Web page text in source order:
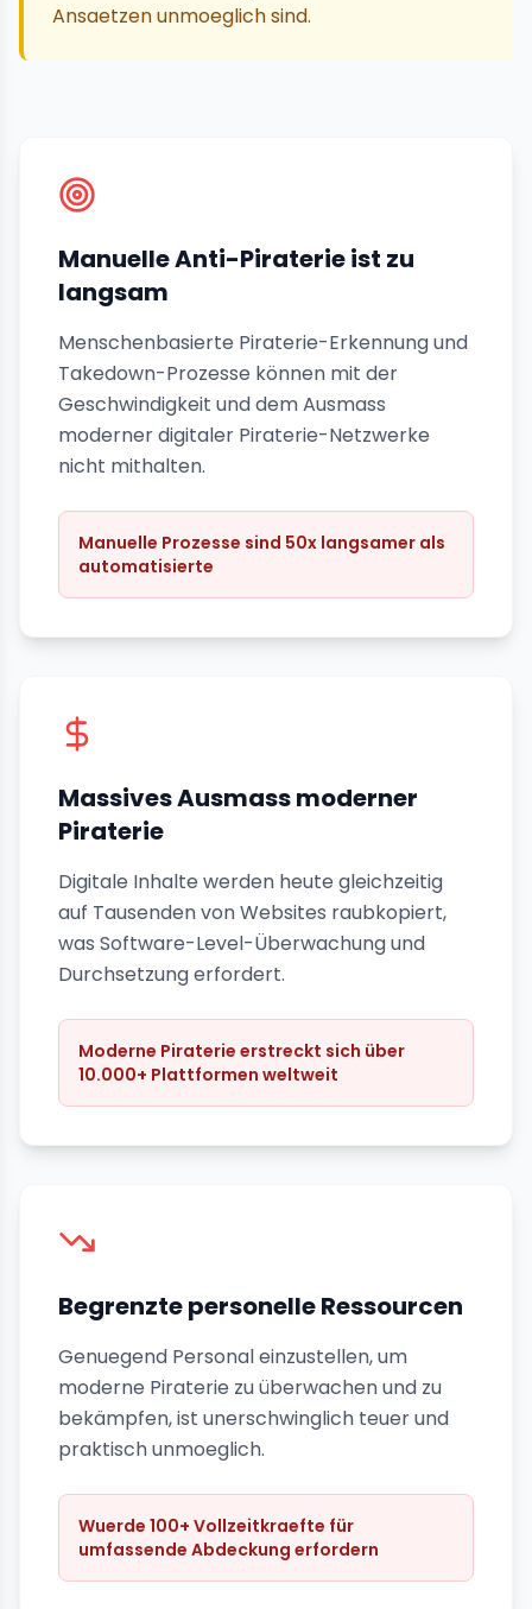
Ansaetzen unmoeglich sind.
Manuelle Anti-Piraterie ist zu
langsam
Menschenbasierte Piraterie-Erkennung und
Takedown-Prozesse können mit der
Geschwindigkeit und dem Ausmass
moderner digitaler Piraterie-Netzwerke
nicht mithalten.
Manuelle Prozesse sind 50x langsamer als
automatisierte
Massives Ausmass moderner
Piraterie
Digitale Inhalte werden heute gleichzeitig
auf Tausenden von Websites raubkopiert,
was Software-Level-Überwachung und
Durchsetzung erfordert.
Moderne Piraterie erstreckt sich über
10.000+ Plattformen weltweit
Begrenzte personelle Ressourcen
Genuegend Personal einzustellen, um
moderne Piraterie zu überwachen und zu
bekämpfen, ist unerschwinglich teuer und
praktisch unmoeglich.
Wuerde 100+ Vollzeitkraefte für
umfassende Abdeckung erfordern